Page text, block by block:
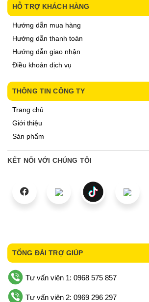
HỖ TRỢ KHÁCH HÀNG
Hướng dẫn mua hàng
Hướng dẫn thanh toán
Hướng dẫn giao nhận
Điều khoản dịch vụ
THÔNG TIN CÔNG TY
Trang chủ
Giới thiệu
Sản phẩm
KẾT NỐI VỚI CHÚNG TÔI
TỔNG ĐÀI TRỢ GIÚP
Tư vấn viên 1: 0968 575 857
Tư vấn viên 2: 0969 296 297